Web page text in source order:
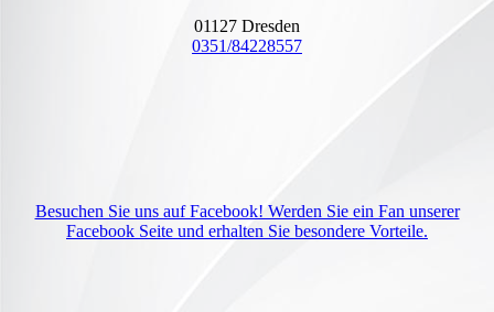
01127 Dresden
0351/84228557
Besuchen Sie uns auf Facebook! Werden Sie ein Fan unserer
Facebook Seite und erhalten Sie besondere Vorteile.